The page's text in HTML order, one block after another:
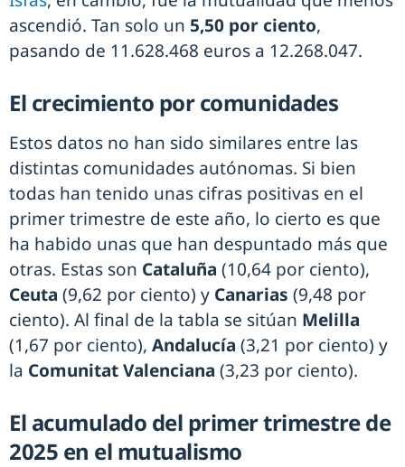
ascendió. Tan solo un 5,50 por ciento,
pasando de 11.628.468 euros a 12.268.047.
El crecimiento por comunidades
Estos datos no han sido similares entre las
distintas comunidades autónomas. Si bien
todas han tenido unas cifras positivas en el
primer trimestre de este año, lo cierto es que
ha habido unas que han despuntado más que
otras. Estas son Cataluña (10,64 por ciento),
Ceuta (9,62 por ciento) y Canarias (9,48 por
ciento). Al final de la tabla se sitúan Melilla
(1,67 por ciento), Andalucía (3,21 por ciento) y
la Comunitat Valenciana (3,23 por ciento).
El acumulado del primer trimestre de
2025 en el mutualismo